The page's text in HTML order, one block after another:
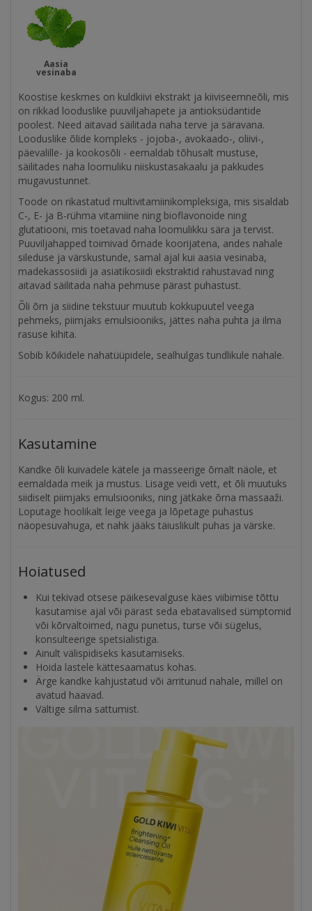
Aasia
vesinaba
Koostise keskmes on kuldkiivi ekstrakt ja kiiviseemneõli, mis
on rikkad looduslike puuviljahapete ja antioksüdantide
poolest. Need aitavad säilitada naha terve ja säravana.
Looduslike õlide kompleks - jojoba-, avokaado-, oliivi-,
päevalille- ja kookosõli - eemaldab tõhusalt mustuse,
säilitades naha loomuliku niiskustasakaalu ja pakkudes
mugavustunnet.
Toode on rikastatud multivitamiinikompleksiga, mis sisaldab
C-, E- ja B-rühma vitamiine ning bioflavonoide ning
glutatiooni, mis toetavad naha loomulikku sära ja tervist.
Puuviljahapped toimivad õrnade koorijatena, andes nahale
sileduse ja värskustunde, samal ajal kui aasia vesinaba,
madekassosiidi ja asiatikosiidi ekstraktid rahustavad ning
aitavad säilitada naha pehmuse pärast puhastust.
Õli õrn ja siidine tekstuur muutub kokkupuutel veega
pehmeks, piimjaks emulsiooniks, jättes naha puhta ja ilma
rasuse kihita.
Sobib kõikidele nahatüüpidele, sealhulgas tundlikule nahale.
Kogus: 200 ml.
Kasutamine
Kandke õli kuivadele kätele ja masseerige õrnalt näole, et
eemaldada meik ja mustus. Lisage veidi vett, et õli muutuks
siidiselt piimjaks emulsiooniks, ning jätkake õrna massaaži.
Loputage hoolikalt leige veega ja lõpetage puhastus
näopesuvahuga, et nahk jääks täiuslikult puhas ja värske.
Hoiatused
Kui tekivad otsese päikesevalguse käes viibimise tõttu
kasutamise ajal või pärast seda ebatavalised sümptomid
või kõrvaltoimed, nagu punetus, turse või sügelus,
konsulteerige spetsialistiga.
Ainult välispidiseks kasutamiseks.
Hoida lastele kättesaamatus kohas.
Ärge kandke kahjustatud või ärritunud nahale, millel on
avatud haavad.
Vältige silma sattumist.